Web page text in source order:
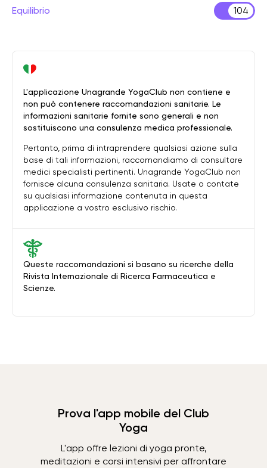
Equilibrio 104
Queste raccomandazioni si basano su ricerche della
Rivista Internazionale di Ricerca Farmaceutica e
Scienze.
L'applicazione Unagrande YogaClub non contiene e
non può contenere raccomandazioni sanitarie. Le
informazioni sanitarie fornite sono generali e non
sostituiscono una consulenza medica professionale.
Pertanto, prima di intraprendere qualsiasi azione sulla
base di tali informazioni, raccomandiamo di consultare
medici specialisti pertinenti. Unagrande YogaClub non
fornisce alcuna consulenza sanitaria. Usate o contate
su qualsiasi informazione contenuta in questa
applicazione a vostro esclusivo rischio.
Prova l'app mobile del Club
Yoga
L'app offre lezioni di yoga pronte,
meditazioni e corsi intensivi per affrontare